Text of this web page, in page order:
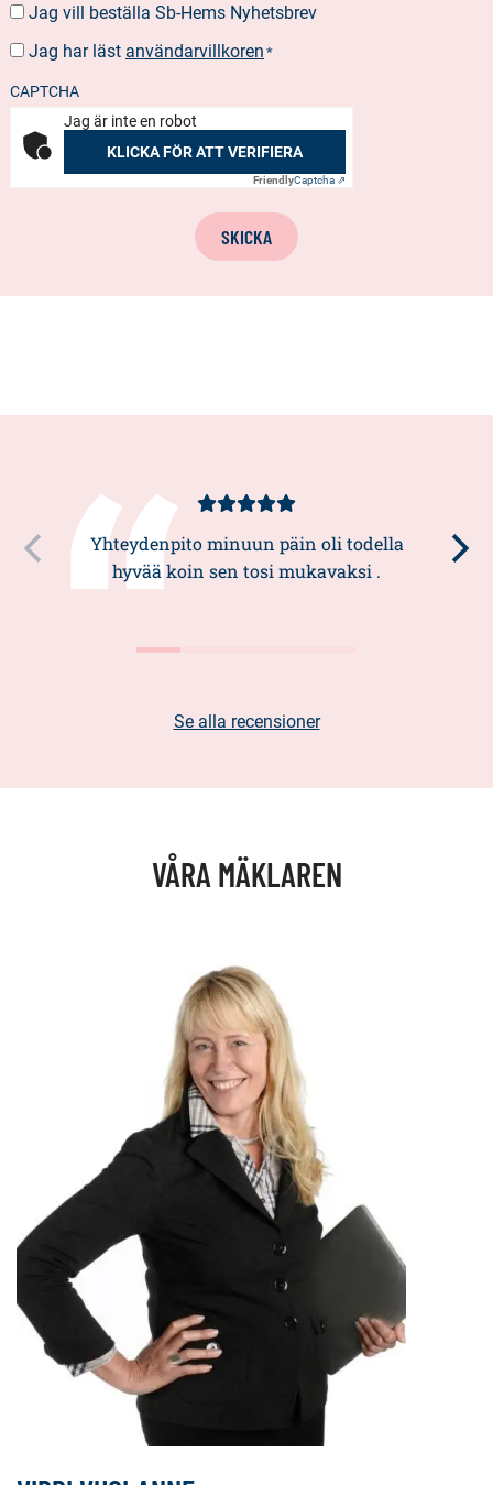
BESTÄLLA
Jag vill beställa Sb-Hems Nyhetsbrev
SUOSTUMUS *
Jag har läst användarvillkoren *
CAPTCHA
Jag är inte en robot
KLICKA FÖR ATT VERIFIERA
FriendlyCaptcha ⇗
SKICKA
Kundbetyg
Yhteydenpito minuun päin oli todella
hyvää koin sen tosi mukavaksi .
Se alla recensioner
VÅRA MÄKLAREN